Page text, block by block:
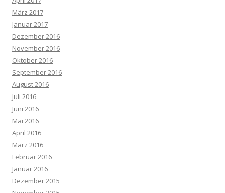
März 2017
Januar 2017
Dezember 2016
November 2016
Oktober 2016
September 2016
August 2016
Juli 2016
Juni 2016
Mai 2016
April 2016
März 2016
Februar 2016
Januar 2016
Dezember 2015